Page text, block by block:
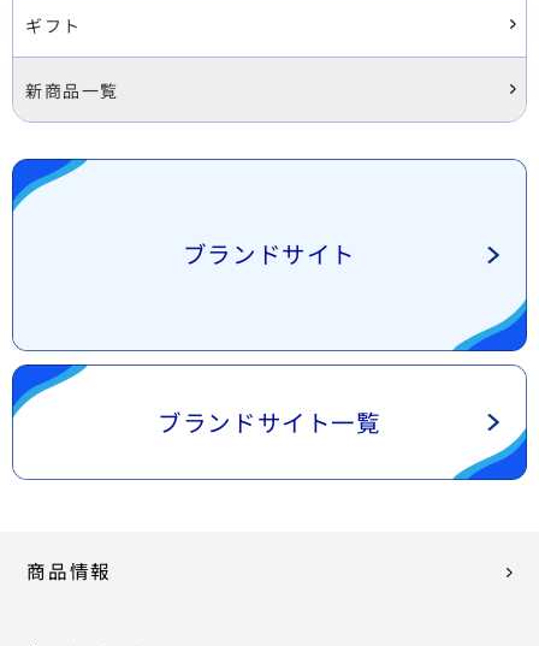
ギフト
新商品一覧
ブランドサイト
ブランドサイト一覧
商品情報